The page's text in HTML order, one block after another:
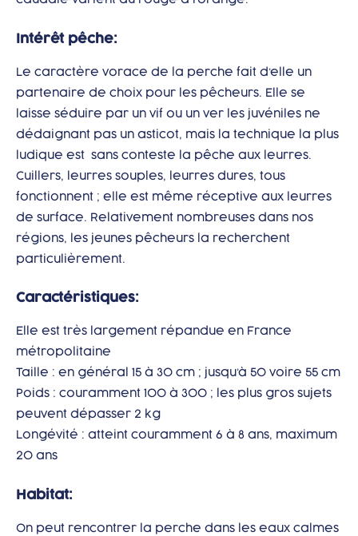
Intérêt pêche:
Le caractère vorace de la perche fait d’elle un
partenaire de choix pour les pêcheurs. Elle se
laisse séduire par un vif ou un ver les juvéniles ne
dédaignant pas un asticot, mais la technique la plus
ludique est sans conteste la pêche aux leurres.
Cuillers, leurres souples, leurres dures, tous
fonctionnent ; elle est même réceptive aux leurres
de surface. Relativement nombreuses dans nos
régions, les jeunes pêcheurs la recherchent
particulièrement.
Caractéristiques:
Elle est très largement répandue en France
métropolitaine
Taille : en général 15 à 30 cm ; jusqu’à 50 voire 55 cm
Poids : couramment 100 à 300 ; les plus gros sujets
peuvent dépasser 2 kg
Longévité : atteint couramment 6 à 8 ans, maximum
20 ans
Habitat:
On peut rencontrer la perche dans les eaux calmes